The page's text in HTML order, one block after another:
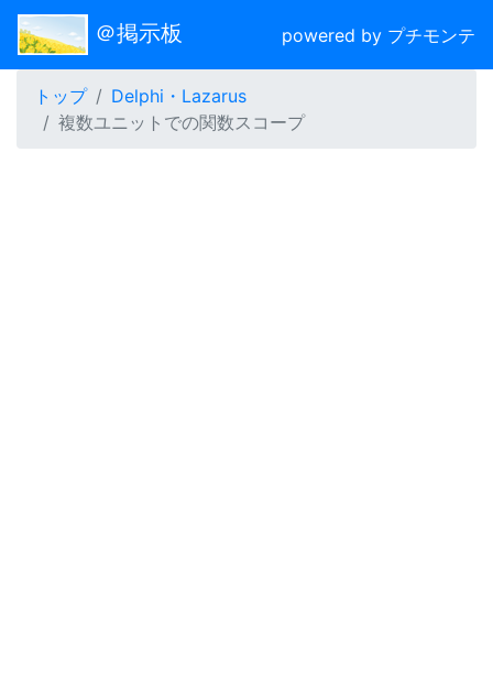
＠掲示板 powered by プチモンテ
トップ
Delphi・Lazarus
複数ユニットでの関数スコープ